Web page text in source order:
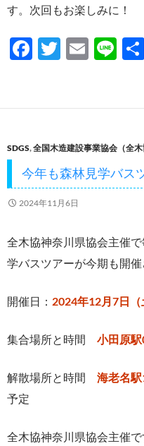
す。次回もお楽しみに！
F
b
o
o
k
T
er
E
Li
SDGS,全国木造建設事業協会（全木
今年も森林見学バス
2024年11月6日
全木協神奈川県協会主催
学バスツアーが今期も開催
開催日： 2024年12月7日（
集合場所と時間 小田原
解散場所と時間 海老名
予定
全木協神奈川県協会主催で